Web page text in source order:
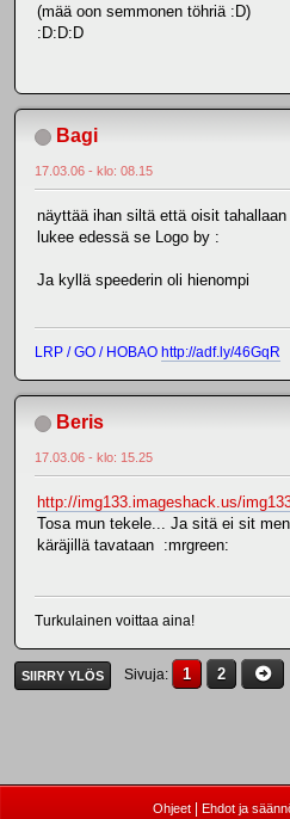
(mää oon semmonen töhriä :D)
:D:D:D
Bagi
17.03.06 - klo: 08.15
näyttää ihan siltä että oisit
lukee edessä se Logo by :
Ja kyllä speederin oli hienompi
LRP / GO / HOBAO http://adf.ly/46GqR
Beris
17.03.06 - klo: 15.25
http://img133.imageshack.us/
Tosa mun tekele... Ja sitä ei sit
käräjillä tavataan :mrgreen:
Turkulainen voittaa aina!
SIIRRY YLÖS Sivuja 1 2
Ohjeet| Ehdot ja